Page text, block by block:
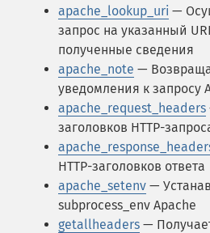
apache_lookup_uri —
запрос на указанный
полученные сведения
apache_note —
уведомления к запросу
apache_request_headers
заголовков HTTP-
HTTP-заголовков ответа
apache_setenv —
subprocess_env Apache
getallheaders —